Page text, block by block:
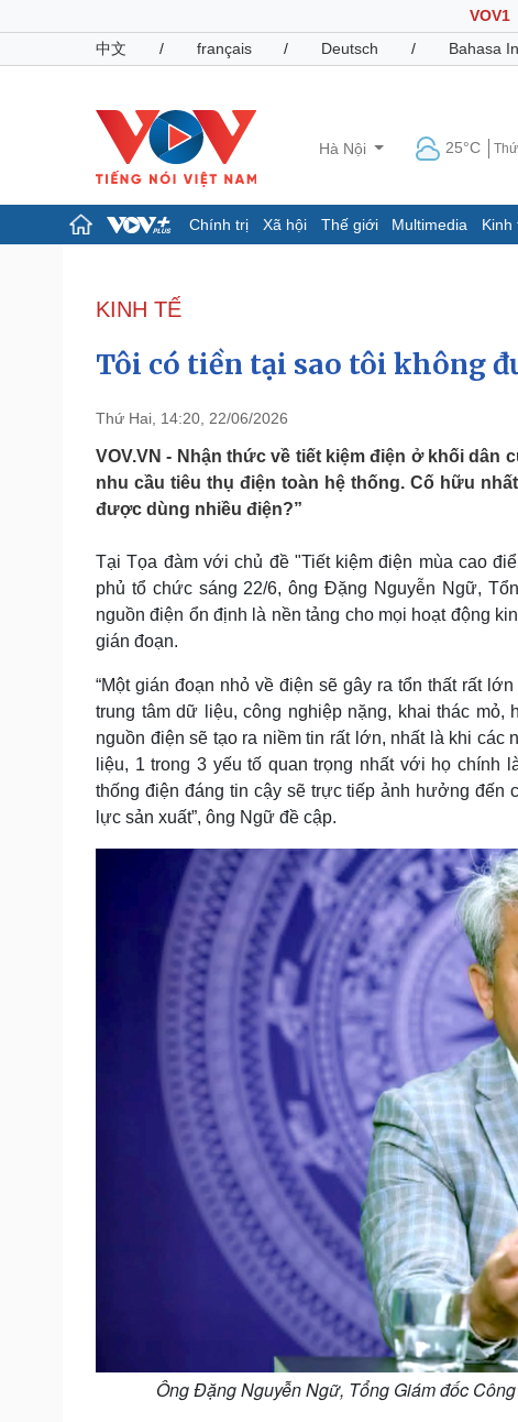
VOV1
中文
/ français / Deutsch / Bahasa
Hà Nội 25°C
Chính trị Xã hội Thế giới Multimedia Kinh
Đảng
Tổ chức nhân sự
Nhận diện sự thật
Dấu ấn VOV
Pháp luật
Vụ án
Tin nóng
Quân sự - Quốc phòng
Vũ khí
Sức khỏe
Dinh dưỡng - món ngon
Sản phụ khoa
Nhi khoa
Nam khoa
Làm đẹp - giảm cân
Phòng mạch online
Ăn sạch sống khỏe
Đời sống
Tình yêu - Gia đình
KINH TẾ
Tôi có tiền tại sao tôi không
Thứ Hai, 14:20, 22/06/2026
VOV.VN - Nhận thức về tiết kiệm điện ở khối dân
nhu cầu tiêu thụ điện toàn hệ thống. Cố hữu
được dùng nhiều điện?”
Tại Tọa đàm với chủ đề "Tiết kiệm điện mùa cao
phủ tổ chức sáng 22/6, ông Đặng Nguyễn Ngữ,
nguồn điện ổn định là nền tảng cho mọi hoạt động
gián đoạn.
“Một gián đoạn nhỏ về điện sẽ gây ra tổn thất rất
trung tâm dữ liệu, công nghiệp nặng, khai thác
nguồn điện sẽ tạo ra niềm tin rất lớn, nhất là khi
liệu, 1 trong 3 yếu tố quan trọng nhất với họ chính
thống điện đáng tin cậy sẽ trực tiếp ảnh hưởng đến
lực sản xuất”, ông Ngữ đề cập.
Ông Đặng Nguyễn Ngữ, Tổng Giám đốc